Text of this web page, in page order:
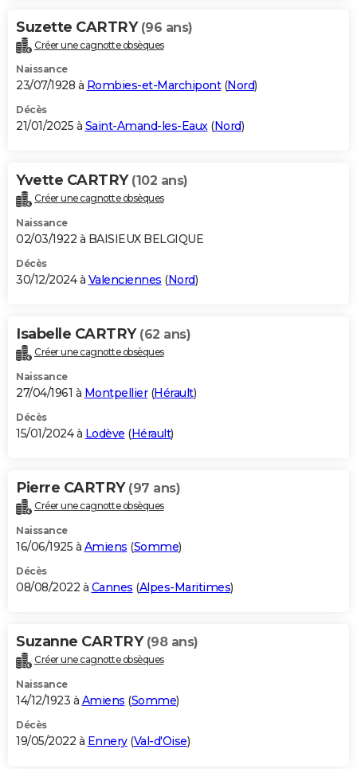
Suzette CARTRY (96 ans)
Créer une cagnotte obsèques
Naissance
23/07/1928 à Rombies-et-Marchipont(Nord)
Décès
21/01/2025 à Saint-Amand-les-Eaux(Nord)
Yvette CARTRY (102 ans)
Créer une cagnotte obsèques
Naissance
02/03/1922 à BAISIEUX BELGIQUE
Décès
30/12/2024 à Valenciennes (Nord)
Isabelle CARTRY (62 ans)
Créer une cagnotte obsèques
Naissance
27/04/1961 à Montpellier(Hérault)
Décès
15/01/2024 à Lodève (Hérault)
Pierre CARTRY (97 ans)
Créer une cagnotte obsèques
Naissance
16/06/1925 à Amiens (Somme)
Décès
08/08/2022 à Cannes (Alpes-Maritimes)
Suzanne CARTRY (98 ans)
Créer une cagnotte obsèques
Naissance
14/12/1923 à Amiens (Somme)
Décès
19/05/2022 à Ennery(Val-d'Oise)